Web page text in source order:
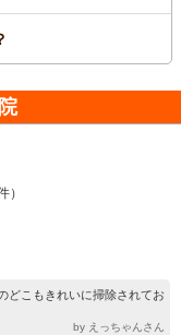
）
どこもきれいに掃除されてお
by えっちゃんさん